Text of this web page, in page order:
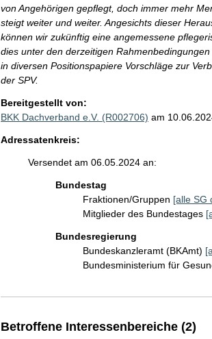
von Angehörigen gepflegt, doch immer mehr
steigt weiter und weiter. Angesichts dieser
können wir zukünftig eine angemessene
dies unter den derzeitigen
in diversen Positionspapiere Vorschläge zur
der SPV.
Bereitgestellt von:
BKK Dachverband e.V. (R002706) am
Adressatenkreis:
Versendet am 06.05.2024 an:
Bundestag
Fraktionen/Gruppen [alle SG
Mitglieder des Bundestages
Bundesregierung
Bundeskanzleramt (BKAmt)
Bundesministerium für
Betroffene Interessenbereiche (2)